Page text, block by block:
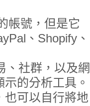
帳號，但是它
、Shopify、
社群，以及網
的分析工具。
可以自行將地